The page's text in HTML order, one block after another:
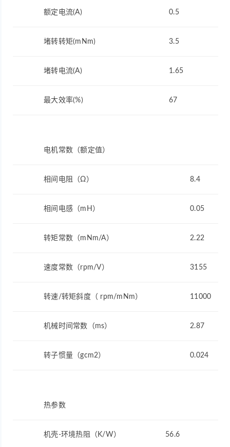
额定电流(A) 0.5
堵转转矩(mNm) 3.5
堵转电流(A) 1.65
最大效率(%) 67
电机常数（额定值）
相间电阻（Ω） 8.4
相间电感（mH） 0.05
转矩常数（mNm/A） 2.22
速度常数（rpm/V） 3155
转速/转矩斜度（ rpm/mNm） 11000
机械时间常数（ms） 2.87
转子惯量（gcm2） 0.024
热参数
机壳-环境热阻（K/W） 56.6